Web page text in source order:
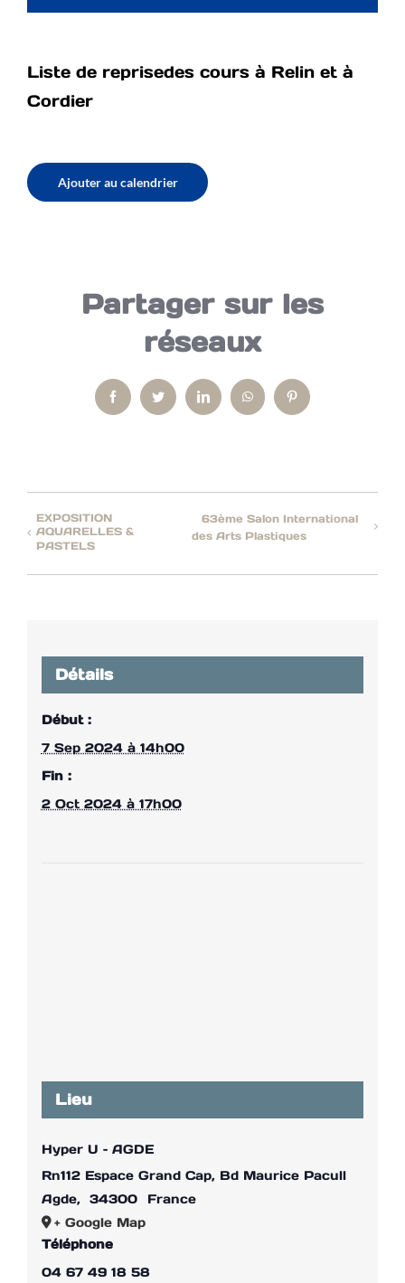
Liste de reprisedes cours à Relin et à
Cordier
Ajouter au calendrier
Partager sur les
réseaux
FacebookTwitter LinkedInWhatsAppPinterest
EXPOSITION
AQUARELLES &
PASTELS
63ème Salon International
des Arts Plastiques
Détails
Début :
7 Sep 2024 à 14h00
Fin :
2 Oct 2024 à 17h00
Lieu
Hyper U – AGDE
Rn112 Espace Grand Cap, Bd Maurice Pacull
Agde, 34300
France
+ Google Map
Téléphone
04 67 49 18 58